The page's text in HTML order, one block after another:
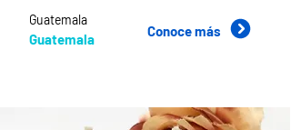
Guatemala
Guatemala Conoce más